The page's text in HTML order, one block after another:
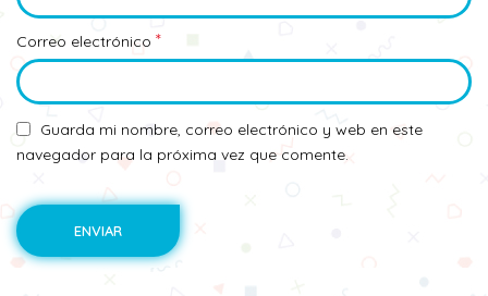
Correo electrónico *
Guarda mi nombre, correo electrónico y web en este
navegador para la próxima vez que comente.